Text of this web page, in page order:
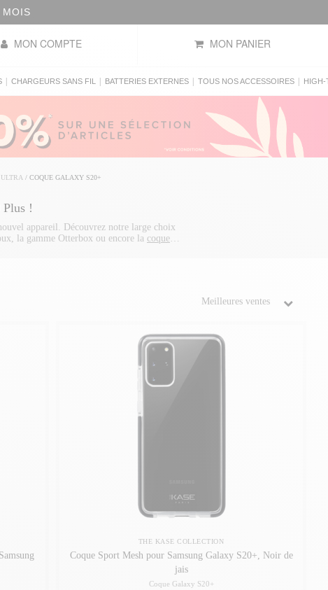
MOIS
MON COMPTE MON PANIER
CHARGEURS SANS FIL BATTERIES EXTERNES TOUS NOS ACCESSOIRES HIGH-
/ COQUE GALAXY S20+
Plus !
appareil. Découvrez notre large choix
la gamme Otterbox ou encore la coque
THE KASE COLLECTION
Coque Sport Mesh pour Samsung Galaxy S20+, Noir de
jais
Coque Galaxy S20+